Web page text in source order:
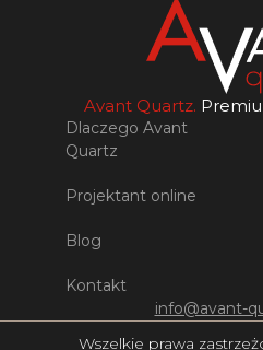
Avant Quartz.
Dlaczego Avant
Quartz
Projektant online
Blog
Kontakt
info@avant-
Wszelkie prawa